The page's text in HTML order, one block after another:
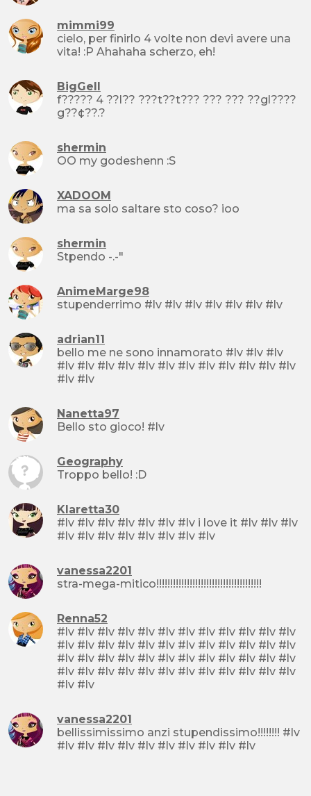
mimmi99
cielo, per finirlo 4 volte non devi avere una
vita! :P Ahahaha scherzo, eh!
BigGell
f????? 4 ??l?? ???t??t??? ??? ??? ??gl????
g??¢??.?
shermin
OO my godeshenn :S
XADOOM
ma sa solo saltare sto coso? ioo
shermin
Stpendo -.-"
AnimeMarge98
stupenderrimo #lv #lv #lv #lv #lv #lv #lv
adrian11
bello me ne sono innamorato #lv #lv #lv
#lv #lv #lv #lv #lv #lv #lv #lv #lv #lv #lv #lv
#lv #lv
Nanetta97
Bello sto gioco! #lv
Geography
Troppo bello! :D
Klaretta30
#lv #lv #lv #lv #lv #lv #lv i love it #lv #lv #lv
#lv #lv #lv #lv #lv #lv #lv #lv
vanessa2201
stra-mega-mitico!!!!!!!!!!!!!!!!!!!!!!!!!!!!!!!!!!!!!!
Renna52
#lv #lv #lv #lv #lv #lv #lv #lv #lv #lv #lv #lv
#lv #lv #lv #lv #lv #lv #lv #lv #lv #lv #lv #lv
#lv #lv #lv #lv #lv #lv #lv #lv #lv #lv #lv #lv
#lv #lv #lv #lv #lv #lv #lv #lv #lv #lv #lv #lv
#lv #lv
vanessa2201
bellissimissimo anzi stupendissimo!!!!!!!! #lv
#lv #lv #lv #lv #lv #lv #lv #lv #lv #lv